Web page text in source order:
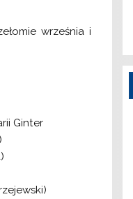
września i
Ginter